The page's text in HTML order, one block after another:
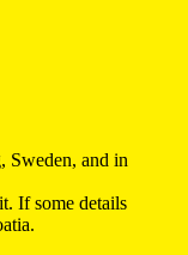
Sweden, and in
If some details
.